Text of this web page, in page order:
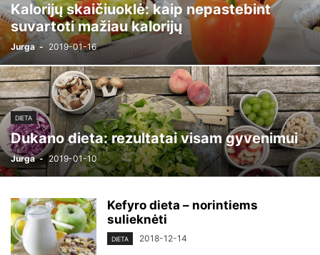
Kalorijų skaičiuoklė: kaip nepastebint
suvartoti mažiau kalorijų
Jurga - 2019-01-16
DIETA
Dukano dieta: rezultatai visam gyvenimui
Jurga - 2019-01-10
Kefyro dieta – norintiems
sulieknėti
DIETA 2018-12-14